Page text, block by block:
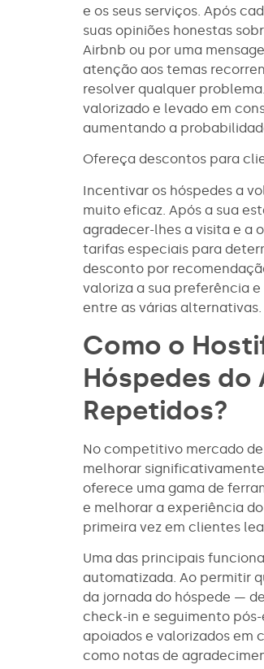
e os seus serviços. Após
suas opiniões honestas
Airbnb ou por uma
atenção aos temas
resolver qualquer
valorizado e levado em
aumentando a
Ofereça descontos para
Incentivar os hóspedes a
muito eficaz. Após a sua
agradecer-lhes a visita e a
tarifas especiais para
desconto por
valoriza a sua preferência
entre as várias alternativas.
Como o
Hóspedes do
Repetidos?
No competitivo mercado
melhorar
oferece uma gama de
e melhorar a experiência
primeira vez em clientes
Uma das principais
automatizada. Ao permitir
da jornada do hóspede —
check-in e seguimento
apoiados e valorizados em
como notas de